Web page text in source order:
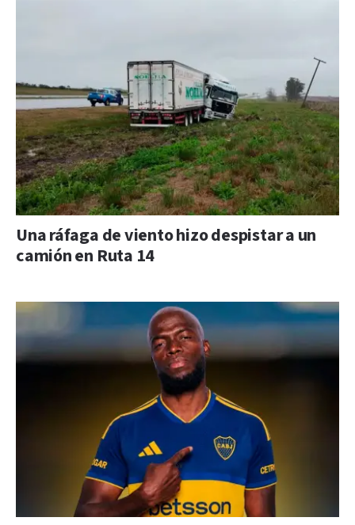
Una ráfaga de viento hizo despistar a un
camión en Ruta 14